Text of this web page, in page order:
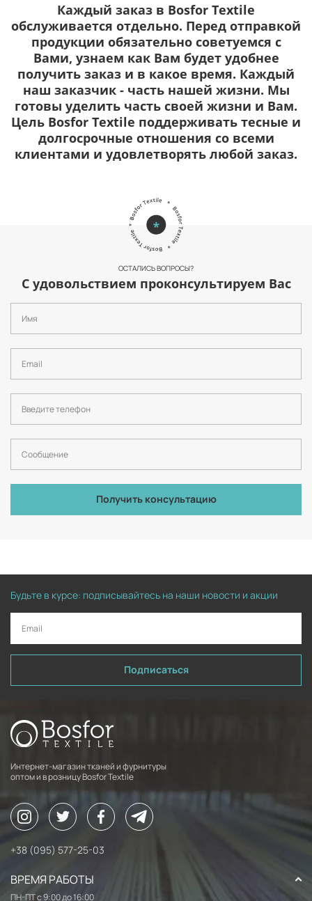
Каждый заказ в Bosfor Textile
обслуживается отдельно. Перед отправкой
продукции обязательно советуемся с
Вами, узнаем как Вам будет удобнее
получить заказ и в какое время. Каждый
наш заказчик - часть нашей жизни. Мы
готовы уделить часть своей жизни и Вам.
Цель Bosfor Textile поддерживать тесные и
долгосрочные отношения со всеми
клиентами и удовлетворять любой заказ.
ОСТАЛИСЬ ВОПРОСЫ?
С удовольствием проконсультируем Вас
Получить консультацию
Будьте в курсе: подписывайтесь на наши новости и акции
Подписаться
Интернет-магазин тканей и фурнитуры
оптом и в розницу Bosfor Textile
+38 (095) 577-25-03
ВРЕМЯ РАБОТЫ
ПН-ПТ с 9:00 до 16:00